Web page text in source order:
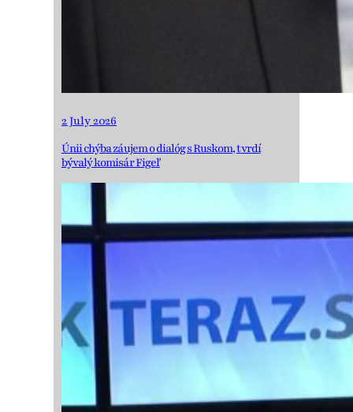
2 July 2026
Únii chýba záujem o dialóg s Ruskom, tvrdí
bývalý komisár Figeľ